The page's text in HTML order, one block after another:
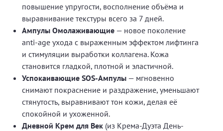
повышение упругости, восполнение объёма и
выравнивание текстуры всего за 7 дней.
Ампулы Омолаживающие — новое поколение
anti-age ухода с выраженным эффектом лифтинга
и стимуляции выработки коллагена. Кожа
становится гладкой, плотной и эластичной.
Успокаивающие SOS-Ампулы — мгновенно
снимают покраснение и раздражение, уменьшают
стянутость, выравнивают тон кожи, делая её
спокойной и ухоженной.
Дневной Крем для Век (из Крема-Дуэта День-